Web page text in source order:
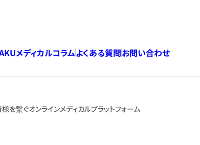
メディカルコラムよくある質問お問い合わせ
様を繋ぐオンラインメディカルプラットフォーム